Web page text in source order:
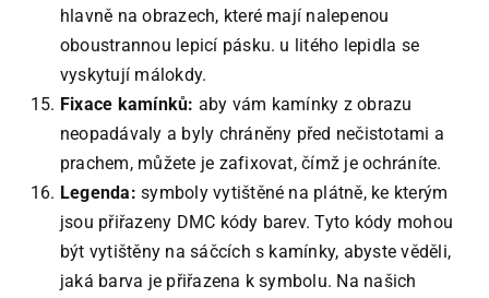
hlavně na obrazech, které mají nalepenou
oboustrannou lepicí pásku. u litého lepidla se
vyskytují málokdy.
Fixace kamínků: aby vám kamínky z obrazu
neopadávaly a byly chráněny před nečistotami a
prachem, můžete je zafixovat, čímž je ochráníte.
Legenda: symboly vytištěné na plátně, ke kterým
jsou přiřazeny DMC kódy barev. Tyto kódy mohou
být vytištěny na sáčcích s kamínky, abyste věděli,
jaká barva je přiřazena k symbolu. Na našich